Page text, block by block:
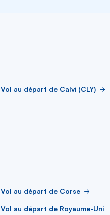
Vol au départ de Calvi (CLY)
Vol au départ de Corse
Vol au départ de Royaume-Uni